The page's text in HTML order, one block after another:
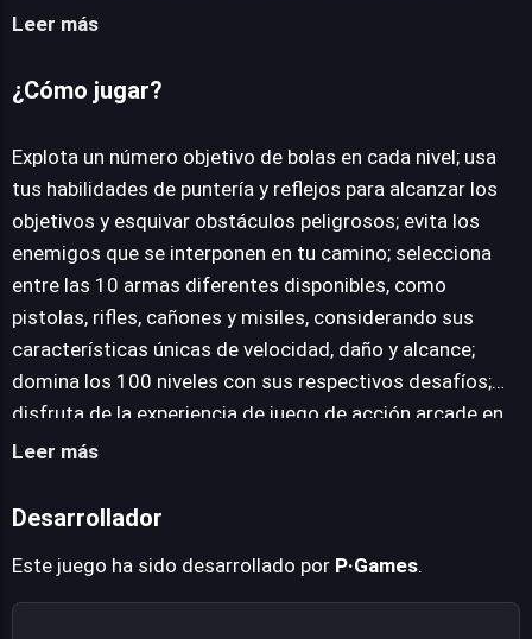
atributos únicos como velocidad de proyectil, daño y
situación. La mecánica de juego, aunque sencilla, se
reflejos rápidos para esquivar peligros y maximizar la
destrucción de los objetivos. Blast the Ball se presenta
como una opción accesible y entretenida para los
amantes de la acción arcade instantánea, ofreciendo
una progresión desafiante sin descargas.
Leer más
¿Cómo jugar?
Explota un número objetivo de bolas en cada nivel; usa
tus habilidades de puntería y reflejos para alcanzar los
objetivos y esquivar obstáculos peligrosos; evita los
enemigos que se interponen en tu camino; selecciona
entre las 10 armas diferentes disponibles, como
pistolas, rifles, cañones y misiles, considerando sus
características únicas de velocidad, daño y alcance;
domina los 100 niveles con sus respectivos desafíos;
disfruta de la experiencia de juego de acción arcade en
tu navegador.
Leer más
Desarrollador
Este juego ha sido desarrollado por P·Games.